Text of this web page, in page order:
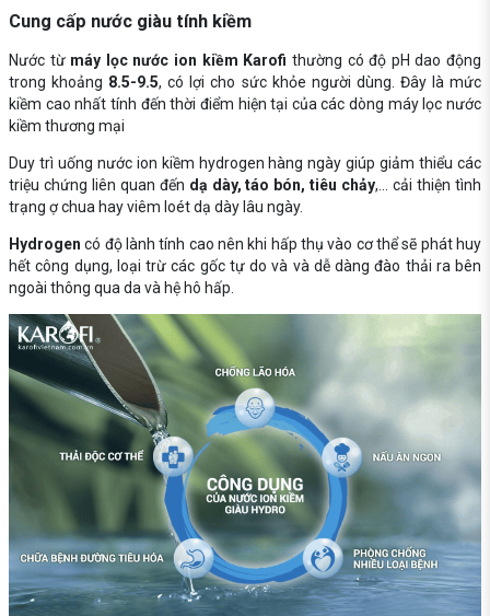
Cung cấp nước giàu tính kiềm
Nước từ máy lọc nước ion kiềm Karofi thường có độ pH dao động
trong khoảng 8.5-9.5, có lợi cho sức khỏe người dùng. Đây là mức
kiềm cao nhất tính đến thời điểm hiện tại của các dòng máy lọc nước
kiềm thương mại
Duy trì uống nước ion kiềm hydrogen hàng ngày giúp giảm thiểu các
triệu chứng liên quan đến dạ dày, táo bón, tiêu chảy,... cải thiện tình
trạng ợ chua hay viêm loét dạ dày lâu ngày.
Hydrogen có độ lành tính cao nên khi hấp thụ vào cơ thể sẽ phát huy
hết công dụng, loại trừ các gốc tự do và và dễ dàng đào thải ra bên
ngoài thông qua da và hệ hô hấp.